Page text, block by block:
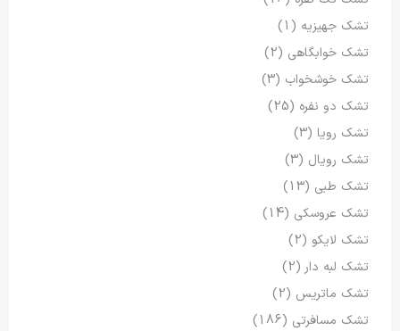
تشک جهیزیه (1)
تشک خوابگاهی (2)
تشک خوشخواب (3)
تشک دو نفره (25)
تشک رویا (3)
تشک رویال (3)
تشک طبی (13)
تشک عروسکی (14)
تشک لایکو (2)
تشک لبه دار (2)
تشک ماتریس (2)
تشک مسافرتی (186)